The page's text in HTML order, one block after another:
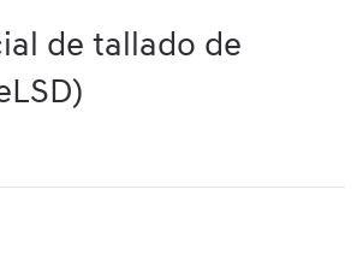
de tallado de